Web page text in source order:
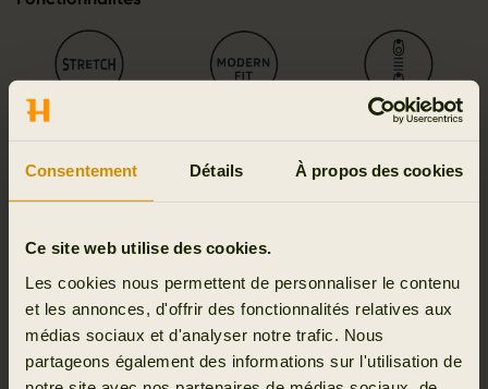
Consentement Détails À propos des cookies
Ce site web utilise des cookies.
Les cookies nous permettent de personnaliser le contenu
et les annonces, d'offrir des fonctionnalités relatives aux
médias sociaux et d'analyser notre trafic. Nous
partageons également des informations sur l'utilisation de
2-way zip
Silent
Détails et fonctionnalités